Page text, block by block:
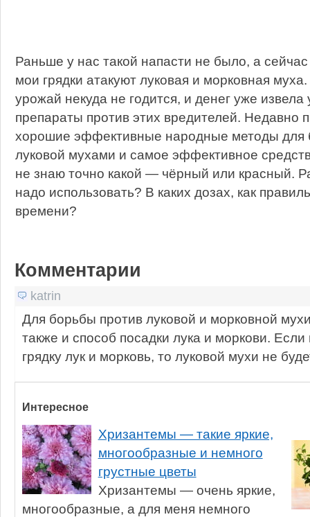
Раньше у нас такой напасти не было, а
мои грядки атакуют луковая и морковная
урожай некуда не годится, и денег уже извела
препараты против этих вредителей. Недавно
хорошие эффективные народные методы для
луковой мухами и самое эффективное
не знаю точно какой — чёрный или красный.
надо использовать? В каких дозах, как
времени?
Комментарии
katrin
Для борьбы против луковой и морковной
также и способ посадки лука и моркови.
грядку лук и морковь, то луковой мухи не
Интересное
Хризантемы — такие яркие,
многообразные и немного
грустные цветы
Хризантемы — очень яркие,
многообразные, а для меня немного